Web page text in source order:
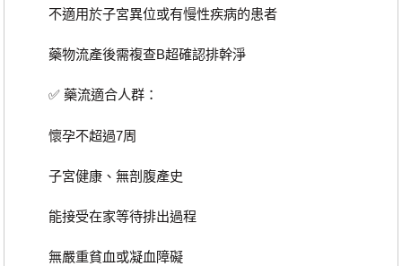
不適用於子宮異位或有慢性疾病的患者
藥物流產後需複查B超確認排幹淨
✅ 藥流適合人群：
懷孕不超過7周
子宮健康、無剖腹產史
能接受在家等待排出過程
無嚴重貧血或凝血障礙